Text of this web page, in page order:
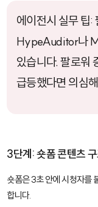
에이전시 실무 팁:
HypeAuditor나
있습니다. 팔로워
급등했다면 의심
3단계: 숏폼 콘텐츠 구
숏폼은 3초 안에 시청자를
합니다.